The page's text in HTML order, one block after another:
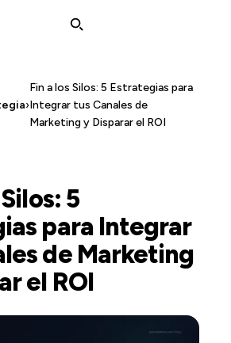
›
Fin a los Silos: 5 Estrategias para
Integrar tus Canales de
Marketing y Disparar el ROI
5
para Integrar
de Marketing
el ROI